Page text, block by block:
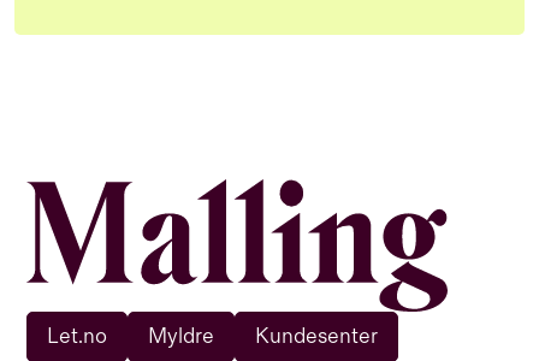
Let.no Myldre Kundesenter